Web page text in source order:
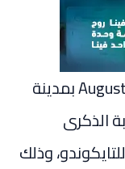
احتضن فضاء Augustiner Schützengarten بمدينة
الذكرى
وذلك